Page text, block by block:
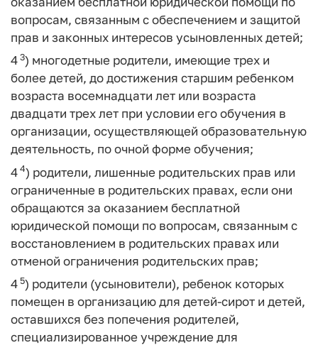
вопросам, связанным с обеспечением и защитой
прав и законных интересов усыновленных детей;
4 3) многодетные родители, имеющие трех и
более детей, до достижения старшим ребенком
возраста восемнадцати лет или возраста
двадцати трех лет при условии его обучения в
организации, осуществляющей образовательную
деятельность, по очной форме обучения;
4 4) родители, лишенные родительских прав или
ограниченные в родительских правах, если они
обращаются за оказанием бесплатной
юридической помощи по вопросам, связанным с
восстановлением в родительских правах или
отменой ограничения родительских прав;
4 5) родители (усыновители), ребенок которых
помещен в организацию для детей-сирот и детей,
оставшихся без попечения родителей,
специализированное учреждение для